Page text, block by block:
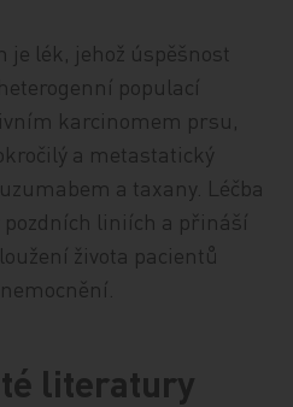
lék, jehož úspěšnost
populací
karcinomem prsu,
a metastatický
a taxany. Léčba
pozdních liniích a přináší
života pacientů
literatury